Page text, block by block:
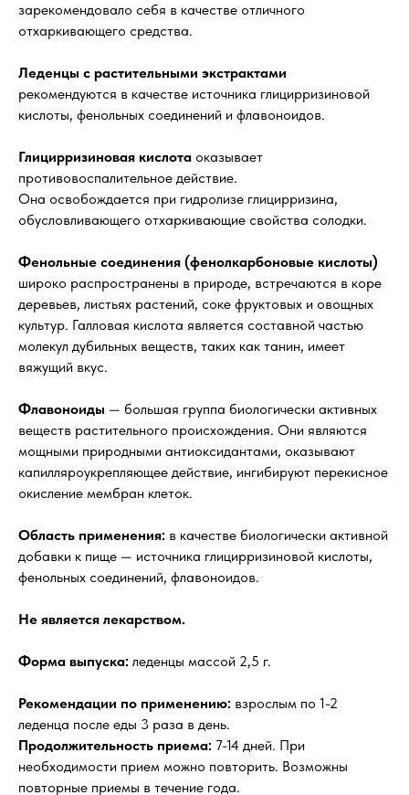
зарекомендовало себя в качестве отличного
отхаркивающего средства.
Леденцы с растительными экстрактами
рекомендуются в качестве источника глицирризиновой
кислоты, фенольных соединений и флавоноидов.
Глицирризиновая кислота оказывает
противовоспалительное действие.
Она освобождается при гидролизе глицирризина,
обусловливающего отхаркивающие свойства солодки.
Фенольные соединения (фенолкарбоновые кислоты)
широко распространены в природе, встречаются в коре
деревьев, листьях растений, соке фруктовых и овощных
культур. Галловая кислота является составной частью
молекул дубильных веществ, таких как танин, имеет
вяжущий вкус.
Флавоноиды — большая группа биологически активных
веществ растительного происхождения. Они являются
мощными природными антиоксидантами, оказывают
капилляроукрепляющее действие, ингибируют перекисное
окисление мембран клеток.
Область применения: в качестве биологически активной
добавки к пище — источника глицирризиновой кислоты,
фенольных соединений, флавоноидов.
Не является лекарством.
Форма выпуска: леденцы массой 2,5 г.
Рекомендации по применению: взрослым по 1-2
леденца после еды 3 раза в день.
Продолжительность приема: 7-14 дней. При
необходимости прием можно повторить. Возможны
повторные приемы в течение года.